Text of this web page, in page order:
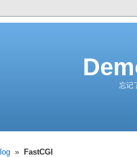
忘记
» FastCGI